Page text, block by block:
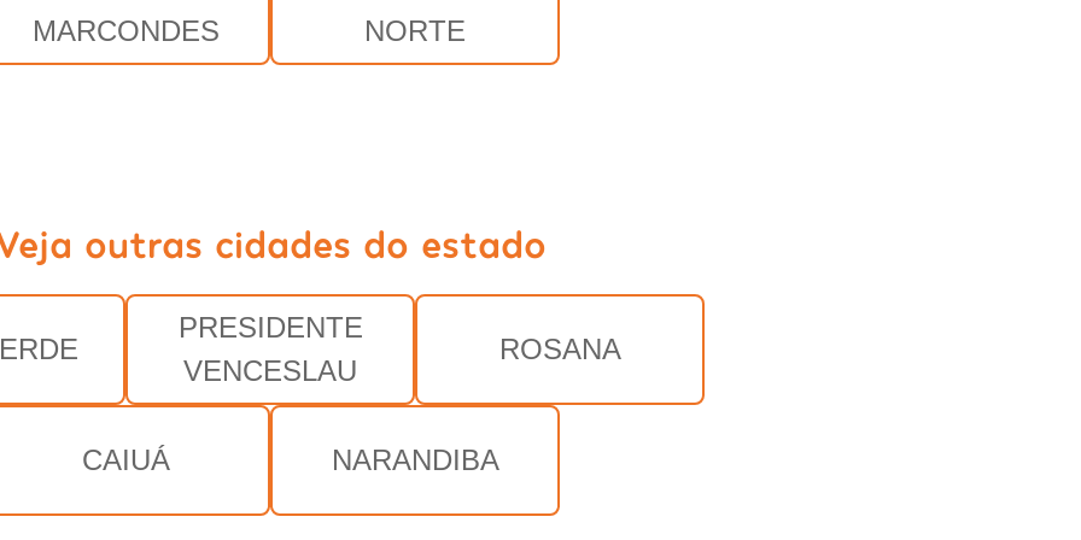
MARCONDES
NORTE
outras cidades do estado
PRESIDENTE
VENCESLAU
ROSANA
CAIUÁ NARANDIBA